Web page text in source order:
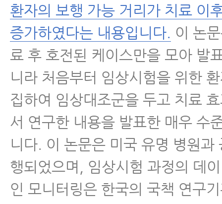
환자의 보행 가능 거리가 치료 이
증가하였다는 내용입니다. 이 논
료 후 호전된 케이스만을 모아 발
니라 처음부터 임상시험을 위한
집하여 임상대조군을 두고 치료
서 연구한 내용을 발표한 매우 수
니다. 이 논문은 미국 유명 병원과
행되었으며, 임상시험 과정의 데
인 모니터링은 한국의 국책 연구